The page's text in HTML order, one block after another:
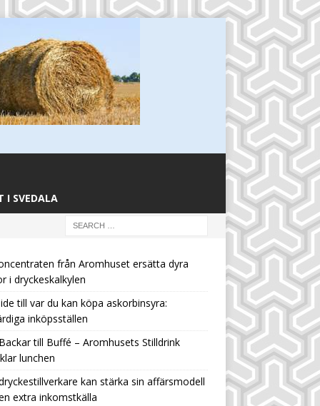
I SVEDALA
från Aromhuset ersätta dyra
i dryckeskalkylen
till var du kan köpa askorbinsyra:
inköpsställen
till Buffé – Aromhusets Stilldrink
lunchen
kan stärka sin affärsmodell
extra inkomstkälla